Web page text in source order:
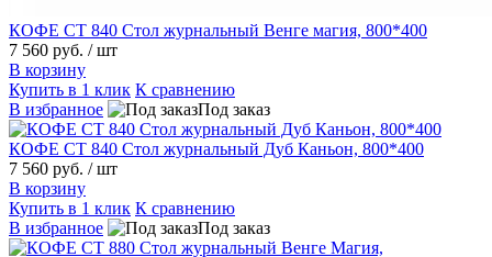
КОФЕ СТ 840 Стол журнальный Венге магия, 800*400
7 560 руб. / шт
В корзину
Купить в 1 клик К сравнению
В избранное
Под заказ
КОФЕ СТ 840 Стол журнальный Дуб Каньон, 800*400
7 560 руб. / шт
В корзину
Купить в 1 клик К сравнению
В избранное
Под заказ